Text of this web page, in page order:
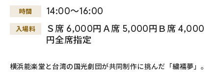
時間 14:00～16:00
入場料
Ｓ席 6,000円Ａ席 5,000円Ｂ席 4,000
円全席指定
横浜能楽堂と台湾の国光劇団が共同制作に挑んだ「繍襦夢」。